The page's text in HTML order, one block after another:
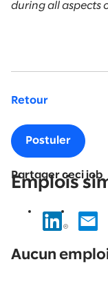
during all aspects
Retour
Postuler
Partager ceci job
Emplois
results
Aucun